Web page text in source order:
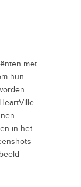
met
hun
in het